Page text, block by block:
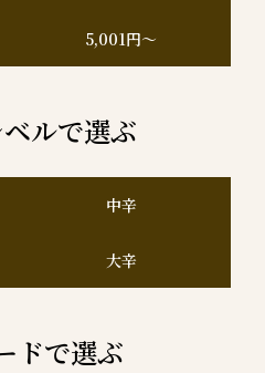
5,001円～
ルで選ぶ
中辛
大辛
ドで選ぶ